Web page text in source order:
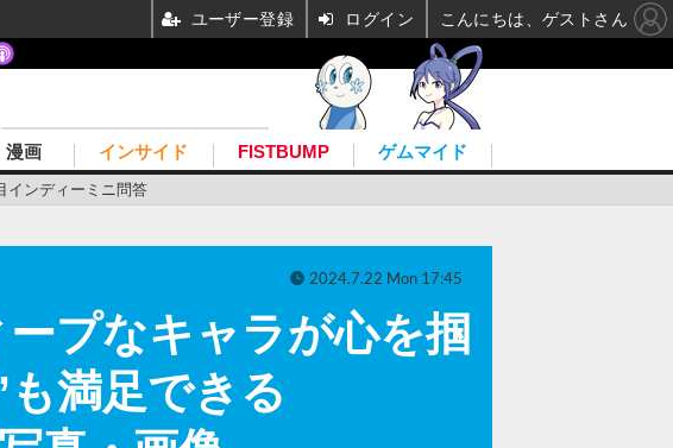
インディーミニ問答
漫画 インサイド FISTBUMP ゲムマイド
プなキャラが心を掴
満足できる
2024.7.22 Mon 17:45
ユーザー登録 ログイン こんにちは、ゲストさん